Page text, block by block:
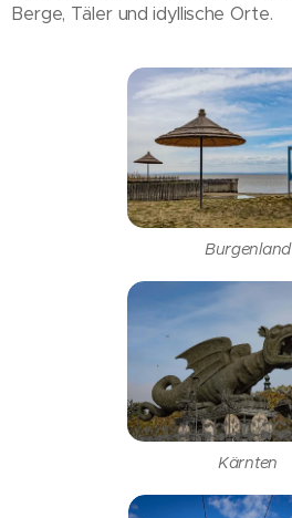
Berge, Täler und idyllische Orte. 🌿
Burgenland
Kärnten